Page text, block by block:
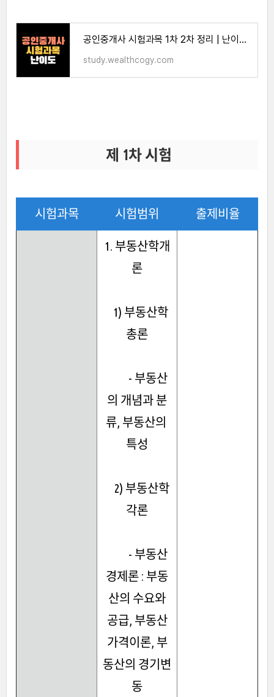
공인중개사 시험과목 1차 2차 정리 | 난이도, 공부량
study.wealthcogy.com
제 1차 시험
시험과목 시험범위 출제비율
1. 부동산학개
론
1) 부동산학
총론
- 부동산
의 개념과 분
류, 부동산의
특성
2) 부동산학
각론
- 부동산
경제론 : 부동
산의 수요와
공급, 부동산
가격이론, 부
동산의 경기변
동